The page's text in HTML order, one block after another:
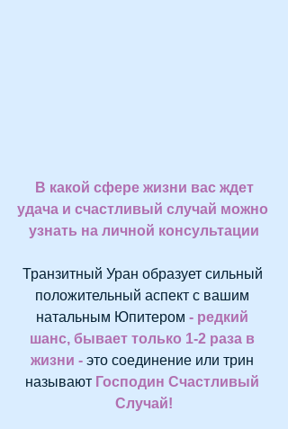
удача и счастливый случай можно
узнать на личной консультации
Транзитный Уран образует сильный
положительный аспект с вашим
натальным Юпитером - редкий
шанс, бывает только 1-2 раза в
жизни - это соединение или трин
называют Господин Счастливый
Случай!﻿